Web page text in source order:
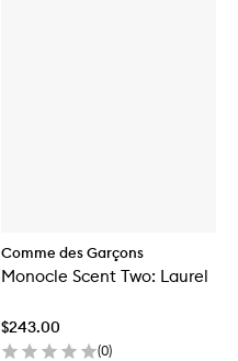
Comme des Garçons
Monocle Scent Two: Laurel
$243.00
(0)